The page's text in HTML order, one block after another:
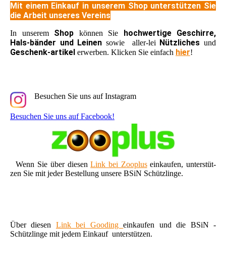
Mit einem Einkauf in unserem Shop unterstützen Sie
die Arbeit unseres Vereins
In unserem Shop können Sie hochwertige Geschirre,
Hals-bänder und Leinen sowie aller-lei Nützliches und
Geschenk-artikel erwerben. Klicken Sie einfach hier!
Besuchen Sie uns auf Instagram
Besuchen Sie uns auf Facebook!
Wenn Sie über diesenLink bei Zoopluseinkaufen, unterstüt-
zen Sie mit jeder Bestellung unsere BSiN Schützlinge.
Über diesen Link bei Goodingeinkaufen und die BSiN -
Schützlinge mit jedem Einkauf unterstützen.